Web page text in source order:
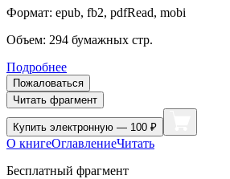
Формат: epub, fb2, pdfRead, mobi
Объем: 294 бумажных стр.
Подробнее
Пожаловаться
Читать фрагмент
Купить электронную — 100 ₽
О книгеОглавлениеЧитать
Бесплатный фрагмент